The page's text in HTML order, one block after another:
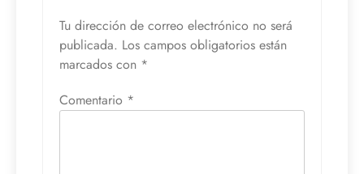
Tu dirección de correo electrónico no será
publicada. Los campos obligatorios están
marcados con *
Comentario *